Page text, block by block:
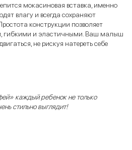
мокасиновая вставка, именно
влагу и всегда сохраняют
конструкции позволяет
гибкими и эластичными. Ваш малыш
не рискуя натереть себе
каждый ребенок не только
стильно выглядит!